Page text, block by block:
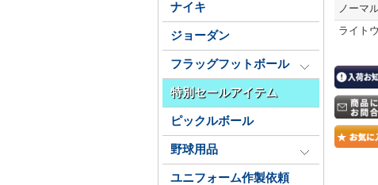
ナイキ
ジョーダン
フラッグフットボール
特別セールアイテム
ピックルボール
野球用品
ユニフォーム作製依頼
ノーマ
ライト